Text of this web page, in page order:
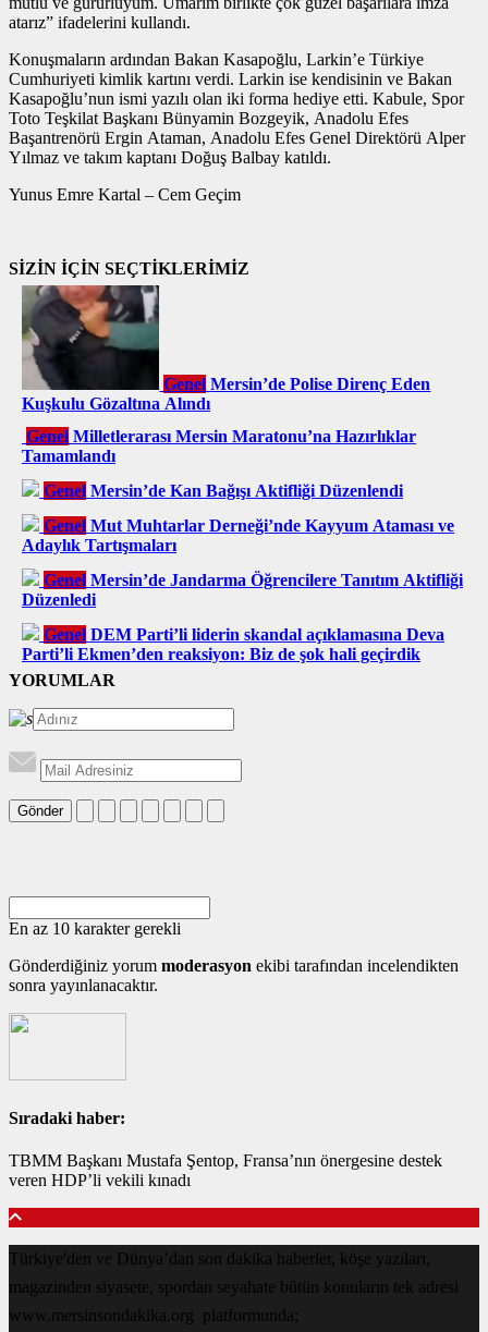
atarız” ifadelerini kullandı.
Konuşmaların ardından Bakan Kasapoğlu, Larkin’e Türkiye
Cumhuriyeti kimlik kartını verdi. Larkin ise kendisinin ve Bakan
Kasapoğlu’nun ismi yazılı olan iki forma hediye etti. Kabule, Spor
Toto Teşkilat Başkanı Bünyamin Bozgeyik, Anadolu Efes
Başantrenörü Ergin Ataman, Anadolu Efes Genel Direktörü Alper
Yılmaz ve takım kaptanı Doğuş Balbay katıldı.
Yunus Emre Kartal – Cem Geçim
SİZİN İÇİN SEÇTİKLERİMİZ
Genel Mersin’de Polise Direnç Eden
Kuşkulu Gözaltına Alındı
Genel Milletlerarası Mersin Maratonu’na Hazırlıklar
Tamamlandı
Genel Mersin’de Kan Bağışı Aktifliği Düzenlendi
Genel Mut Muhtarlar Derneği’nde Kayyum Ataması ve
Adaylık Tartışmaları
Genel Mersin’de Jandarma Öğrencilere Tanıtım Aktifliği
Düzenledi
Genel DEM Parti’li liderin skandal açıklamasına Deva
Parti’li Ekmen’den reaksiyon: Biz de şok hali geçirdik
YORUMLAR
Gönder
En az 10 karakter gerekli
Gönderdiğiniz yorum moderasyon ekibi tarafından incelendikten
sonra yayınlanacaktır.
Sıradaki haber:
TBMM Başkanı Mustafa Şentop, Fransa’nın önergesine destek
veren HDP’li vekili kınadı
Türkiye'den ve Dünya’dan son dakika haberler, köşe yazıları,
magazinden siyasete, spordan seyahate bütün konuların tek adresi
www.mersinsondakika.org platformunda;